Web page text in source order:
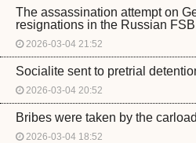
The assassination attempt on
resignations in the Russian
2026-03-04 21:52
Socialite sent to pretrial
2026-03-04 20:52
Bribes were taken by the
2026-03-04 18:52